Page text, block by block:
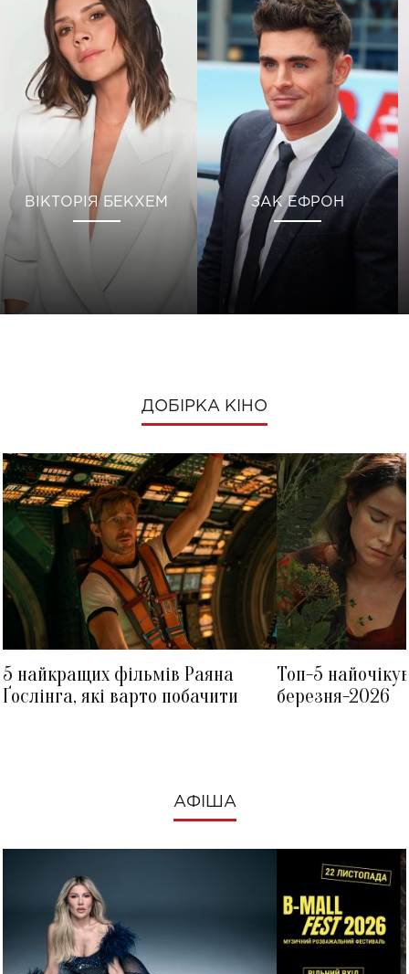
ВІКТОРІЯ БЕКХЕМ ЗАК ЕФРОН
ДОБІРКА КІНО
5 найкращих фільмів Раяна
Ґослінга, які варто побачити
Топ-5
березня-2026
АФІША